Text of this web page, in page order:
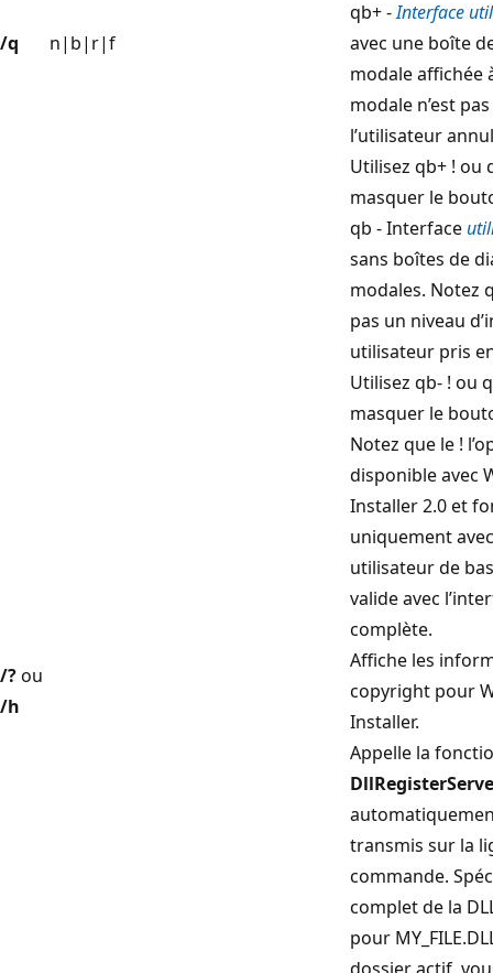
/q n|b|r|f
qb+ -Interface
avec une boîte
modale affichée
modale n’est
l’utilisateur
Utilisez qb+ ! ou
masquer le
qb - Interface
sans boîtes de
modales. Notez
pas un niveau
utilisateur pris
Utilisez qb- ! ou
masquer le
Notez que le !
disponible avec
Installer 2.0 et
uniquement
utilisateur de
valide avec
complète.
/?ou
/h
Affiche les
copyright pour
Installer.
Appelle la
transmis sur la
commande.
complet de la
pour
dossier actif,